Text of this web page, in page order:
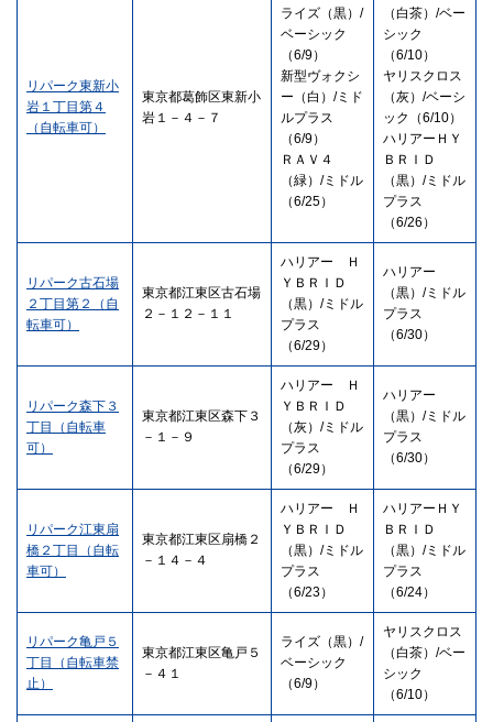
リパーク東新小
岩１丁目第４
（自転車可）
東京都葛飾区東新小
岩１－４－７
ライズ（黒）/
ベーシック
（6/9）
新型ヴォクシ
ー（白）/ミド
ルプラス
（6/9）
ＲＡＶ４
（緑）/ミドル
（6/25）
（白茶）/ベー
シック
（6/10）
ヤリスクロス
（灰）/ベーシ
ック（6/10）
ハリアーＨＹ
ＢＲＩＤ
（黒）/ミドル
プラス
（6/26）
リパーク古石場
２丁目第２（自
転車可）
東京都江東区古石場
２－１２－１１
ハリアー Ｈ
ＹＢＲＩＤ
（黒）/ミドル
プラス
（6/29）
ハリアー
（黒）/ミドル
プラス
（6/30）
リパーク森下３
丁目（自転車
可）
東京都江東区森下３
－１－９
ハリアー Ｈ
ＹＢＲＩＤ
（灰）/ミドル
プラス
（6/29）
ハリアー
（黒）/ミドル
プラス
（6/30）
リパーク江東扇
橋２丁目（自転
車可）
東京都江東区扇橋２
－１４－４
ハリアー Ｈ
ＹＢＲＩＤ
（黒）/ミドル
プラス
（6/23）
ハリアーＨＹ
ＢＲＩＤ
（黒）/ミドル
プラス
（6/24）
リパーク亀戸５
丁目（自転車禁
止）
東京都江東区亀戸５
－４１
ライズ（黒）/
ベーシック
（6/9）
ヤリスクロス
（白茶）/ベー
シック
（6/10）